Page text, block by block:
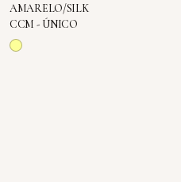
AMARELO/SILK
CCM - ÚNICO